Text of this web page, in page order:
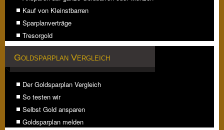
Kauf von Kleinstbarren
Sparplanverträge
Tresorgold
Goldsparplan Vergleich
Der Goldsparplan Vergleich
So testen wir
Selbst Gold ansparen
Goldsparplan melden